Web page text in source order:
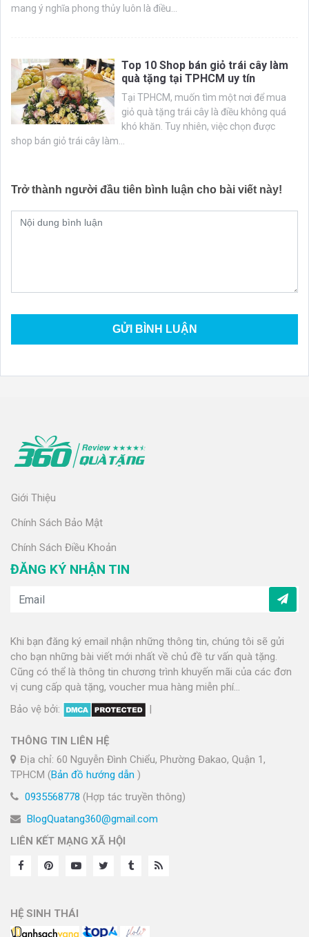
mang ý nghĩa phong thủy luôn là điều...
Top 10 Shop bán giỏ trái cây làm
quà tặng tại TPHCM uy tín
Tại TPHCM, muốn tìm một nơi để mua
giỏ quà tặng trái cây là điều không quá
khó khăn. Tuy nhiên, việc chọn được
shop bán giỏ trái cây làm...
Trở thành người đầu tiên bình luận cho bài viết này!
Giới Thiệu
Chính Sách Bảo Mật
Chính Sách Điều Khoản
ĐĂNG KÝ NHẬN TIN
Khi bạn đăng ký email nhận những thông tin, chúng tôi sẽ gửi
cho bạn những bài viết mới nhất về chủ đề tư vấn quà tặng.
Cũng có thể là thông tin chương trình khuyến mãi của các đơn
vị cung cấp quà tặng, voucher mua hàng miễn phí...
Bảo vệ bởi:
THÔNG TIN LIÊN HỆ
Địa chỉ: 60 Nguyễn Đình Chiểu, Phường Đakao, Quận 1,
TPHCM (Bản đồ hướng dẫn )
0935568778 (Hợp tác truyền thông)
BlogQuatang360@gmail.com
LIÊN KẾT MẠNG XÃ HỘI
HỆ SINH THÁI